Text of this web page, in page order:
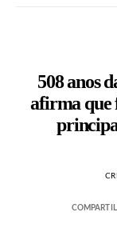
508 anos
afirma que